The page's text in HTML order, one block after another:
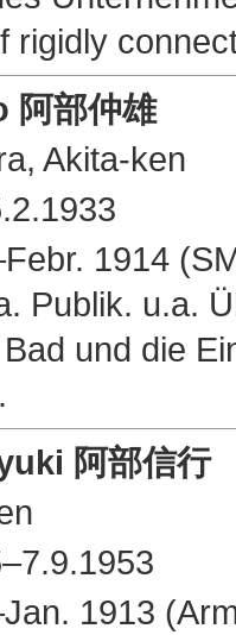
rigidly
阿部仲雄
Akita-ken
1914
Publik. u.a.
und die
阿部信行
1913